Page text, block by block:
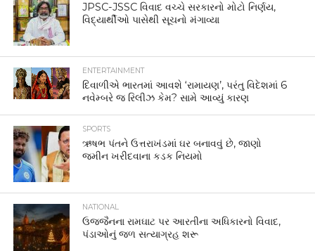
JPSC-JSSC વિવાદ વચ્ચે સરકારનો મોટો નિર્ણય,
વિદ્યાર્થીઓ પાસેથી સૂચનો મંગાવ્યા
ENTERTAINMENT
દિવાળીએ ભારતમાં આવશે ‘રામાયણ’, પરંતુ વિદેશમાં 6
નવેમ્બરે જ રિલીઝ કેમ? સામે આવ્યું કારણ
SPORTS
ઋષભ પંતને ઉત્તરાખંડમાં ઘર બનાવવું છે, જાણો
જમીન ખરીદવાના કડક નિયમો
NATIONAL
ઉજ્જૈનના રામઘાટ પર આરતીના અધિકારનો વિવાદ,
પંડાઓનું જળ સત્યાગ્રહ શરૂ